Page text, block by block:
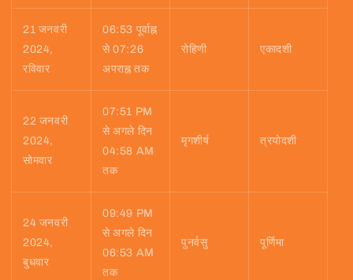
21 जनवरी
2024,
रविवार
06:53 पूर्वाह्न
से 07:26
अपराह्न तक
रोहिणी एकादशी
22 जनवरी
2024,
सोमवार
07:51 PM
से अगले दिन
04:58 AM
तक
मृगशीर्ष त्रयोदशी
24 जनवरी
2024,
बुधवार
09:49 PM
से अगले दिन
06:53 AM
तक
पुनर्वसु पूर्णिमा